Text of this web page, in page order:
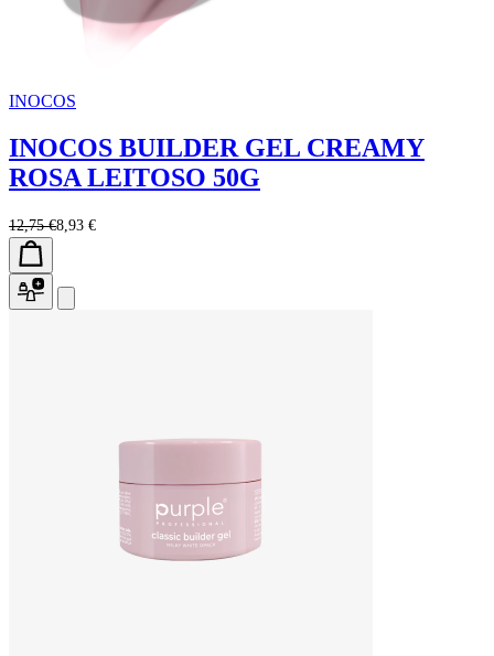
INOCOS
INOCOS BUILDER GEL CREAMY
ROSA LEITOSO 50G
12,75 €8,93 €